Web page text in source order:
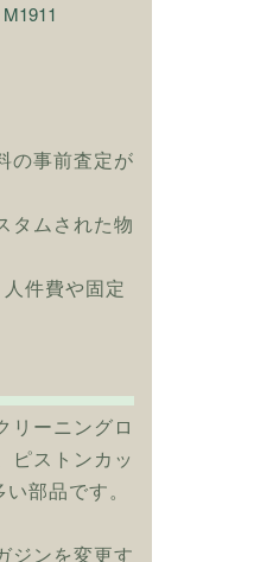
の事前査定が
タムされた物
件費や固定
リーニングロ
ピストンカッ
部品です。
ジンを変更す